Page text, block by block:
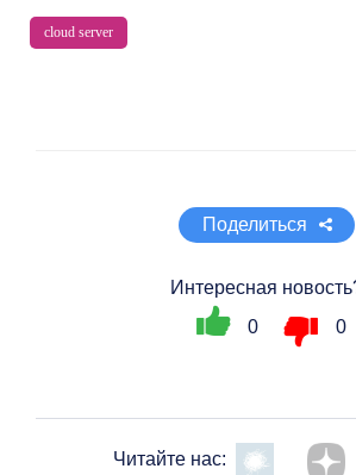
cloud server
Поделиться
Интересная
0
0
Читайте нас: